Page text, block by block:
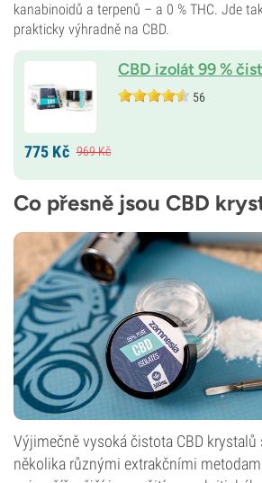
kanabinoidů a terpenů – a 0 % THC. Jde
prakticky výhradně na CBD.
CBD izolát 99 %
56
775 Kč 969Kč
Co přesně jsou CBD
Výjimečně vysoká čistota CBD krystalů
několika různými extrakčními